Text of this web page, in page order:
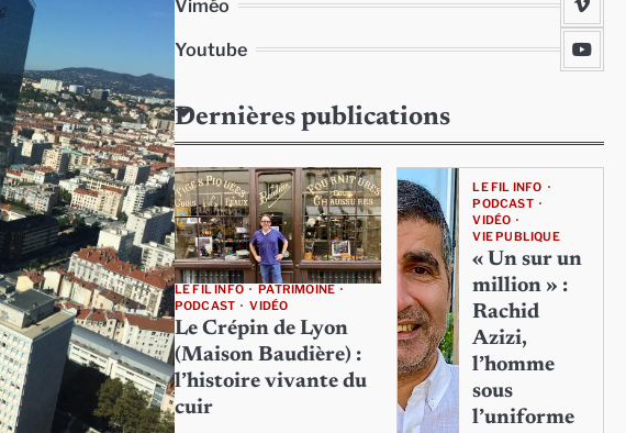
Viméo
Youtube
Dernières publications
LE FIL INFO
PATRIMOINE
PODCAST
VIDÉO
Le Crépin de Lyon
(Maison Baudière) :
l’histoire vivante du
cuir
LE FIL INFO
PODCAST
VIDÉO
VIE PUBLIQUE
« Un sur un
million » :
Rachid
Azizi,
l’homme
sous
l’uniforme